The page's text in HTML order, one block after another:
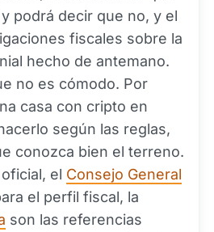
podrá decir que no, y el
fiscales sobre la
hecho de antemano.
no es cómodo. Por
casa con cripto en
según las reglas,
conozca bien el terreno.
el Consejo General
el perfil fiscal, la
son las referencias